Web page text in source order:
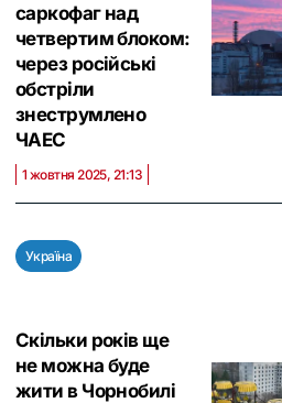
саркофаг над
четвертим блоком:
через російські
обстріли
знеструмлено
ЧАЕС
1 жовтня 2025, 21:13
Україна
Скільки років ще
не можна буде
жити в Чорнобилі